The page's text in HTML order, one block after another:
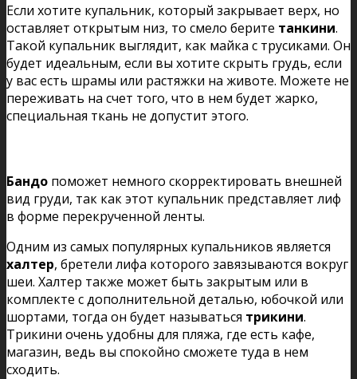
Если хотите купальник, который закрывает верх, но
оставляет открытым низ, то смело берите танкини.
Такой купальник выглядит, как майка с трусиками. Он
будет идеальным, если вы хотите скрыть грудь, если
у вас есть шрамы или растяжки на животе. Можете не
переживать на счет того, что в нем будет жарко,
специальная ткань не допустит этого.
Бандо поможет немного скорректировать внешней
вид груди, так как этот купальник представляет лиф
в форме перекрученной ленты.
Одним из самых популярных купальников является
халтер, бретели лифа которого завязываются вокруг
шеи. Халтер также может быть закрытым или в
комплекте с дополнительной деталью, юбочкой или
шортами, тогда он будет называться трикини.
Трикини очень удобны для пляжа, где есть кафе,
магазин, ведь вы спокойно сможете туда в нем
сходить.